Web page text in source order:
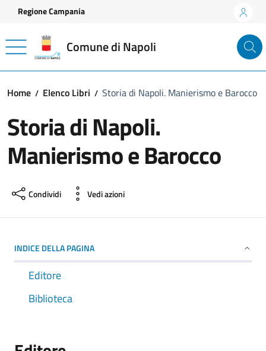
Vai ai contenuti
Vai al footer
Regione Campania
Comune di Napoli
Home Elenco Libri Storia di Napoli. Manierismo e Barocco
Storia di Napoli.
Manierismo e Barocco
Condividi Vedi azioni
INDICE DELLA PAGINA
Editore
Biblioteca